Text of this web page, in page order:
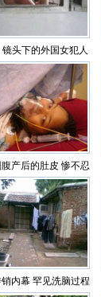
头下的外国女犯人
监狱生活（图）
产后的肚皮 惨不忍
睹
内幕 罕见洗脑过程